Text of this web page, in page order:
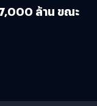
ล้าน ขณะ